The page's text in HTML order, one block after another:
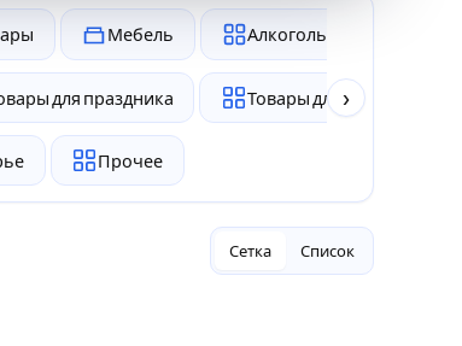
Мебель Алкоголь и табак
для праздника Товары для животных
Прочее
›
Сетка Список